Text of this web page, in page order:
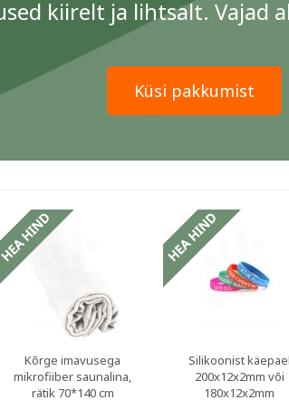
kiirelt ja lihtsalt. Vajad
Küsi pakkumist
Kõrge imavusega
mikrofiiber saunalina,
rätik 70*140 cm
Silikoonist käepael
200x12x2mm või
180x12x2mm
Sooduspakkumised